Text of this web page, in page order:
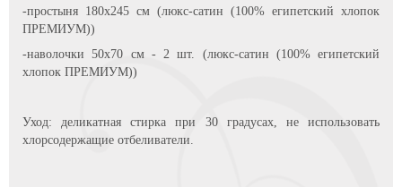
-простыня 180х245 см (люкс-сатин (100% египетский хлопок
ПРЕМИУМ))
-наволочки 50х70 см - 2 шт. (люкс-сатин (100% египетский
хлопок ПРЕМИУМ))
Уход: деликатная стирка при 30 градусах, не использовать
хлорсодержащие отбеливатели.